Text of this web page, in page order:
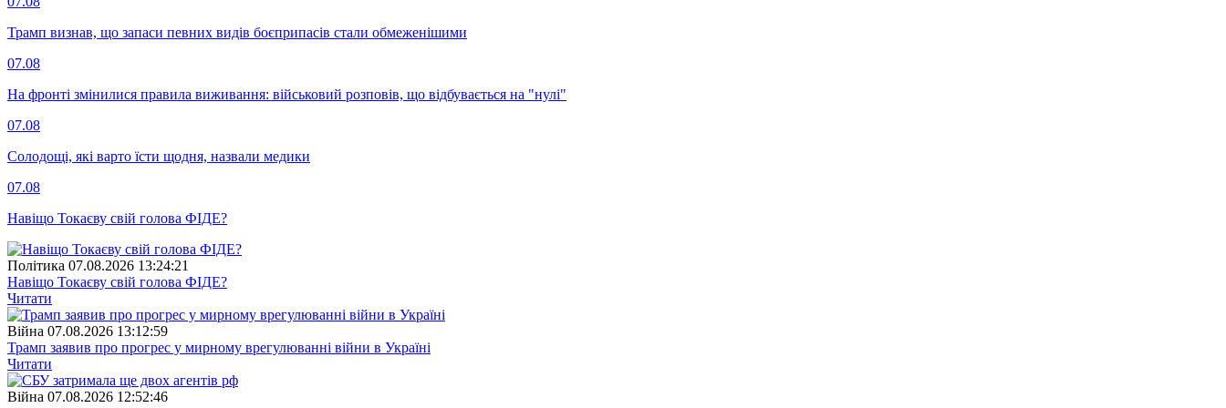
Трамп визнав, що запаси певних видів боєприпасів стали обмеженішими
07.08
На фронті змінилися правила виживання: військовий розповів, що відбувається на "нулі"
07.08
Солодощі, які варто їсти щодня, назвали медики
07.08
Навіщо Токаєву свій голова ФІДЕ?
Полiтика 07.08.2026 13:24:21
Навіщо Токаєву свій голова ФІДЕ?
Читати
Війна 07.08.2026 13:12:59
Трамп заявив про прогрес у мирному врегулюванні війни в Україні
Читати
Війна 07.08.2026 12:52:46